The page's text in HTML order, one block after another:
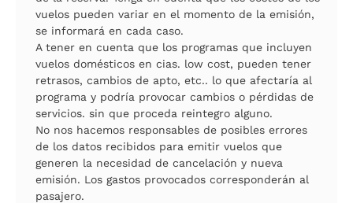
vuelos pueden variar en el momento de la emisión,
se informará en cada caso.
A tener en cuenta que los programas que incluyen
vuelos domésticos en cias. low cost, pueden tener
retrasos, cambios de apto, etc.. lo que afectaría al
programa y podría provocar cambios o pérdidas de
servicios. sin que proceda reintegro alguno.
No nos hacemos responsables de posibles errores
de los datos recibidos para emitir vuelos que
generen la necesidad de cancelación y nueva
emisión. Los gastos provocados corresponderán al
pasajero.